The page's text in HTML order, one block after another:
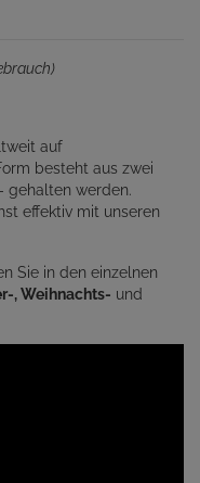
auf
besteht aus zwei
gehalten werden.
effektiv mit unseren
Sie in den einzelnen
,Weihnachts- und